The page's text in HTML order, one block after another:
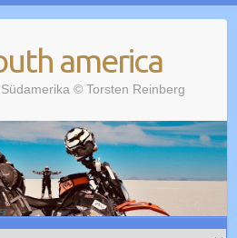
america
© Torsten Reinberg